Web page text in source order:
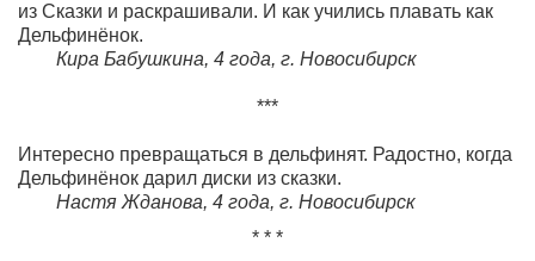
из Сказки и раскрашивали. И как учились плавать как
Дельфинёнок.
Кира Бабушкина, 4 года, г. Новосибирск
***
Интересно превращаться в дельфинят. Радостно, когда
Дельфинёнок дарил диски из сказки.
Настя Жданова, 4 года, г. Новосибирск
* * *